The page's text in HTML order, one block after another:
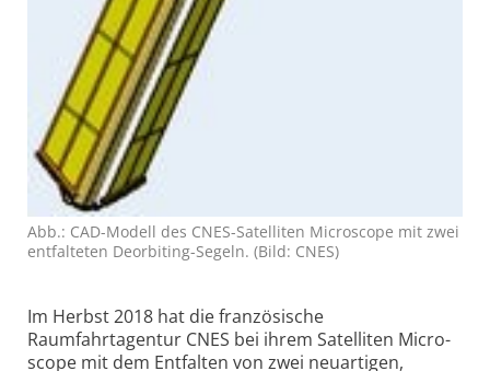
Abb.: CAD-Modell des CNES-Satel­liten Micro­scope mit zwei
ent­falteten Deorbiting-Segeln. (Bild: CNES)
Im Herbst 2018 hat die französische
Raumfahrtagentur CNES bei ihrem Satel­liten Micro­
scope mit dem Ent­falten von zwei neu­artigen,